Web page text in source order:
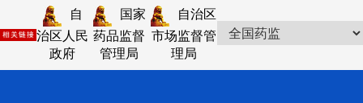
自
治区人民
政府
国家
药品监督
管理局
自治区
市场监督管
理局